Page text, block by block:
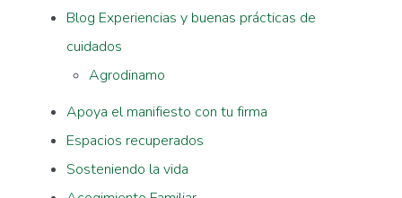
Blog Experiencias y buenas prácticas de
cuidados
Agrodinamo
Apoya el manifiesto con tu firma
Espacios recuperados
Sosteniendo la vida